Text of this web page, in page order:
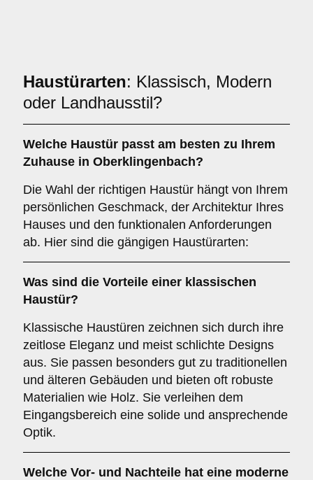
Haustürarten: Klassisch, Modern
oder Landhausstil?
Welche Haustür passt am besten zu Ihrem
Zuhause in Oberklingenbach?
Die Wahl der richtigen Haustür hängt von Ihrem
persönlichen Geschmack, der Architektur Ihres
Hauses und den funktionalen Anforderungen
ab. Hier sind die gängigen Haustürarten:
Was sind die Vorteile einer klassischen
Haustür?
Klassische Haustüren zeichnen sich durch ihre
zeitlose Eleganz und meist schlichte Designs
aus. Sie passen besonders gut zu traditionellen
und älteren Gebäuden und bieten oft robuste
Materialien wie Holz. Sie verleihen dem
Eingangsbereich eine solide und ansprechende
Optik.
Welche Vor- und Nachteile hat eine moderne